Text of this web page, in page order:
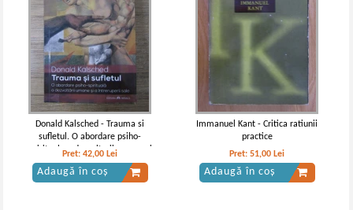
Donald Kalsched - Trauma si
sufletul. O abordare psiho-
spirituala a dezvoltarii umane si
a intreruperii sale
Pret:42,00 Lei
Adaugă în coș
Immanuel Kant - Critica ratiunii
practice
Pret:51,00 Lei
Adaugă în coș